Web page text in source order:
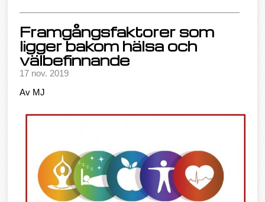
Framgångsfaktorer som
ligger bakom hälsa och
välbefinnande
17 nov. 2019
Av MJ